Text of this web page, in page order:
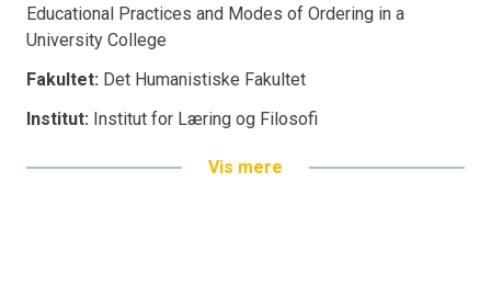
Educational Practices and Modes of Ordering in a
University College
Fakultet: Det Humanistiske Fakultet
Institut: Institut for Læring og Filosofi
Vis mere